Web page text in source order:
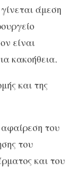
άμεση
είναι
κακοήθεια.
και της
του
του
και του